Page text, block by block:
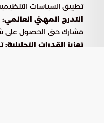
تطبيق السياسات
التدرج المهني العالمي:
مشارك حتى الحصول على
تعزيز القدرات التحليلية: